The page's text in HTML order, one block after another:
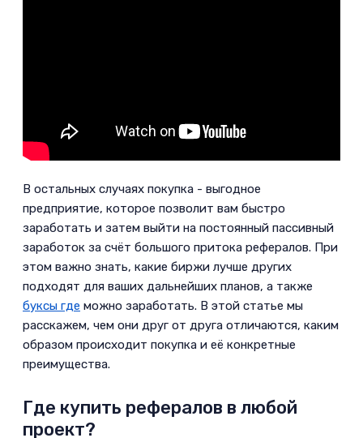
В остальных случаях покупка - выгодное
предприятие, которое позволит вам быстро
заработать и затем выйти на постоянный пассивный
заработок за счёт большого притока рефералов. При
этом важно знать, какие биржи лучше других
подходят для ваших дальнейших планов, а также
буксы где можно заработать. В этой статье мы
расскажем, чем они друг от друга отличаются, каким
образом происходит покупка и её конкретные
преимущества.­
Где купить рефералов в любой
проект?­